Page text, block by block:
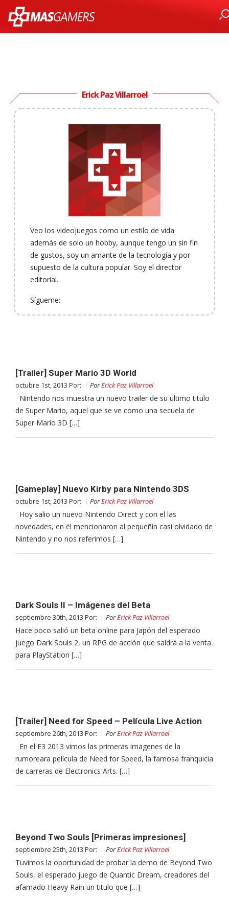
Erick Paz Villarroel
Veo los videojuegos como un estilo de vida
además de solo un hobby, aunque tengo un sin fin
de gustos, soy un amante de la tecnología y por
supuesto de la cultura popular. Soy el director
editorial.
Sígueme:
[Trailer] Super Mario 3D World
octubre 1st, 2013 Por: PorErick Paz Villarroel
Nintendo nos muestra un nuevo trailer de su ultimo titulo
de Super Mario, aquel que se ve como una secuela de
Super Mario 3D […]
[Gameplay] Nuevo Kirby para Nintendo 3DS
octubre 1st, 2013 Por: PorErick Paz Villarroel
Hoy salio un nuevo Nintendo Direct y con el las
novedades, en él mencionaron al pequeñín casi olvidado de
Nintendo y no nos referimos […]
Dark Souls II – Imágenes del Beta
septiembre 30th, 2013 Por: PorErick Paz Villarroel
Hace poco salió un beta online para Japón del esperado
juego Dark Souls 2, un RPG de acción que saldrá a la venta
para PlayStation […]
[Trailer] Need for Speed – Película Live Action
septiembre 26th, 2013 Por: PorErick Paz Villarroel
En el E3 2013 vimos las primeras imagenes de la
rumoreara película de Need for Speed, la famosa franquicia
de carreras de Electronics Arts. […]
Beyond Two Souls [Primeras impresiones]
septiembre 25th, 2013 Por: PorErick Paz Villarroel
Tuvimos la oportunidad de probar la demo de Beyond Two
Souls, el esperado juego de Quantic Dream, creadores del
afamado Heavy Rain un titulo que […]